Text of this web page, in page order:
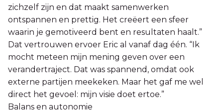
zichzelf zijn en dat maakt samenwerken
ontspannen en prettig. Het creëert een sfeer
waarin je gemotiveerd bent en resultaten haalt.”
Dat vertrouwen ervoer Eric al vanaf dag één. “Ik
mocht meteen mijn mening geven over een
verandertraject. Dat was spannend, omdat ook
externe partijen meekeken. Maar het gaf me wel
direct het gevoel: mijn visie doet ertoe.”
Balans en autonomie